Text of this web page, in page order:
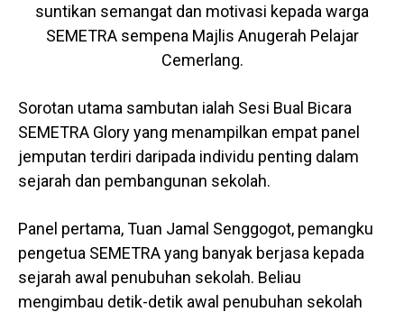
suntikan semangat dan motivasi kepada warga
SEMETRA sempena Majlis Anugerah Pelajar
Cemerlang.
Sorotan utama sambutan ialah Sesi Bual Bicara
SEMETRA Glory yang menampilkan empat panel
jemputan terdiri daripada individu penting dalam
sejarah dan pembangunan sekolah.
Panel pertama, Tuan Jamal Senggogot, pemangku
pengetua SEMETRA yang banyak berjasa kepada
sejarah awal penubuhan sekolah. Beliau
mengimbau detik-detik awal penubuhan sekolah